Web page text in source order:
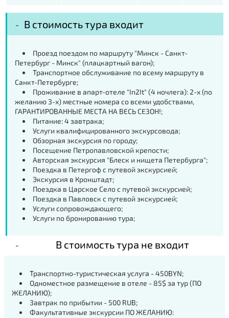
В стоимость тура входит
Проезд поездом по маршруту "Минск - Санкт-
Петербург - Минск" (плацкартный вагон);
Транспортное обслуживание по всему маршруту в
Санкт-Петербурге;
Проживание в апарт-отеле "In2It" (4 ночлега): 2-х (по
желанию 3-х) местные номера со всеми удобствами,
ГАРАНТИРОВАННЫЕ МЕСТА НА ВЕСЬ СЕЗОН!;
Питание: 4 завтрака;
Услуги квалифицированного экскурсовода;
Обзорная экскурсия по городу;
Посещение Петропавловской крепости;
Авторская экскурсия "Блеск и нищета Петербурга";
Поездка в Петергоф с путевой экскурсией;
Экскурсия в Кронштадт;
Поездка в Царское Село с путевой экскурсией;
Поездка в Павловск с путевой экскурсией;
Услуги сопровождающего;
Услуги по бронированию тура;
В стоимость тура не входит
Транспортно-туристическая услуга -450BYN;
Одноместное размещение в отеле - 85$ за тур (ПО
ЖЕЛАНИЮ);
Завтрак по прибытии - 500 RUB;
Факультативные экскурсии ПО ЖЕЛАНИЮ: